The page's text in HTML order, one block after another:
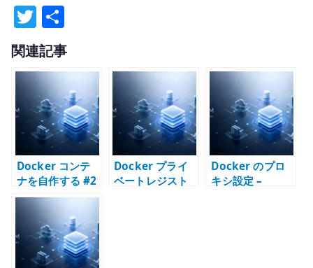
T
w
it
te
r
有
関連記事
Docker コンテ
ナを自作する #2
MariaDB イメー
Docker プライ
ベートレジスト
Docker のプロ
キシ設定 –